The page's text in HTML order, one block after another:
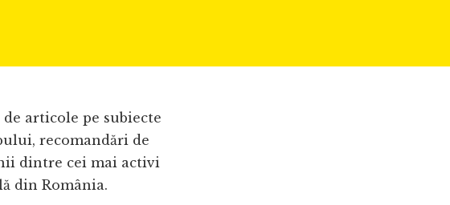
articole pe subiecte
recomandări de
dintre cei mai activi
din România.